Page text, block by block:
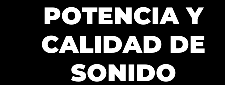
POTENCIA Y
CALIDAD DE
SONIDO